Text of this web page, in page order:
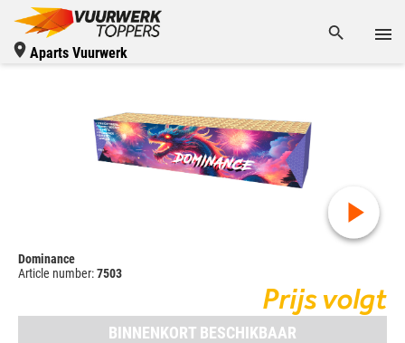
Aparts Vuurwerk
Dominance
Article number:7503
Prijs volgt
BINNENKORT BESCHIKBAAR